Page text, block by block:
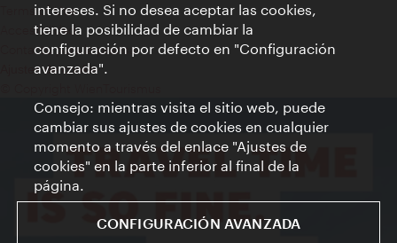
Terms of Use
Accesibilidad
Contacto para la prensa
Ajustes de cookie
intereses. Si no desea aceptar las cookies,
tiene la posibilidad de cambiar la
configuración por defecto en "Configuración
avanzada".
Consejo: mientras visita el sitio web, puede
cambiar sus ajustes de cookies en cualquier
momento a través del enlace "Ajustes de
cookies" en la parte inferior al final de la
página.
CONFIGURACIÓN AVANZADA